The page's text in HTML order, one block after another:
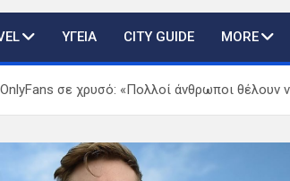
ΥΓΕΙΑ CITY GUIDE MORE
σε χρυσό: «Πολλοί άνθρωποι θέλουν